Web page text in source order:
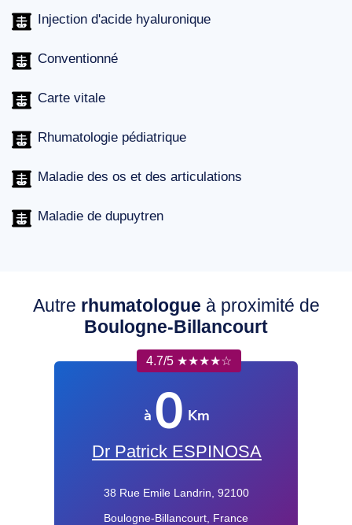
Injection d'acide hyaluronique
Conventionné
Carte vitale
Rhumatologie pédiatrique
Maladie des os et des articulations
Maladie de dupuytren
Autre rhumatologue à proximité de
Boulogne-Billancourt
4.7/5 ★★★★☆
à 0 Km
Dr Patrick ESPINOSA
38 Rue Emile Landrin, 92100
Boulogne-Billancourt, France